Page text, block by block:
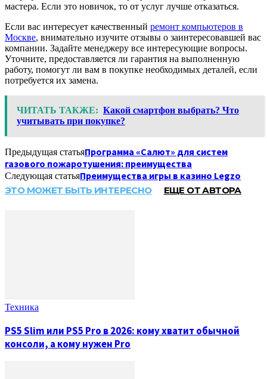
мастера. Если это новичок, то от услуг лучше отказаться.
Если вас интересует качественный ремонт компьютеров в
Москве, внимательно изучите отзывы о заинтересовавшей вас
компании. Задайте менеджеру все интересующие вопросы.
Уточните, предоставляется ли гарантия на выполненную
работу, помогут ли вам в покупке необходимых деталей, если
потребуется их замена.
ЧИТАТЬ ТАКЖЕ: Какой смартфон выбрать? Что
учитывать при покупке?
Предыдущая статьяПрограмма «Салют» для систем
газового пожаротушения: преимущества
Следующая статьяПреимущества игры в казино Legzo
ЭТО МОЖЕТ БЫТЬ ИНТЕРЕСНО ЕЩЕ ОТ АВТОРА
Техника
PS5 Slim или PS5 Pro в 2026: кому хватит обычной
консоли, а кому нужен Pro